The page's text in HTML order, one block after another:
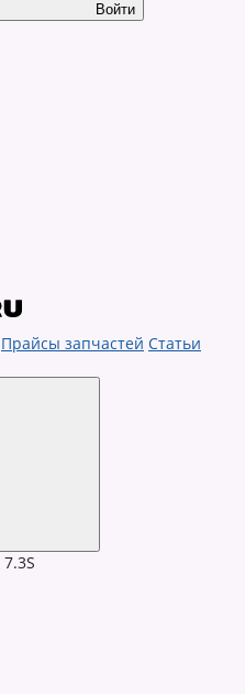
Войти
Прайсы запчастей Статьи
7.3S